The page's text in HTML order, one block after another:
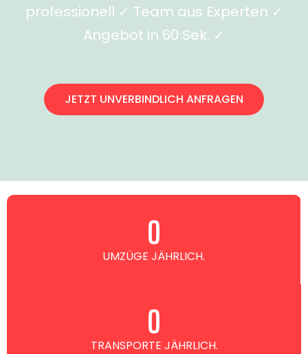
professionell ✓ Team aus Experten ✓
Angebot in 60 Sek. ✓
JETZT UNVERBINDLICH ANFRAGEN
UMZÜGE JÄHRLICH.
0
TRANSPORTE JÄHRLICH.
0